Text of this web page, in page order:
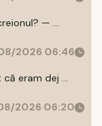
— ...
2026 06:46
eram dej ...
2026 06:20